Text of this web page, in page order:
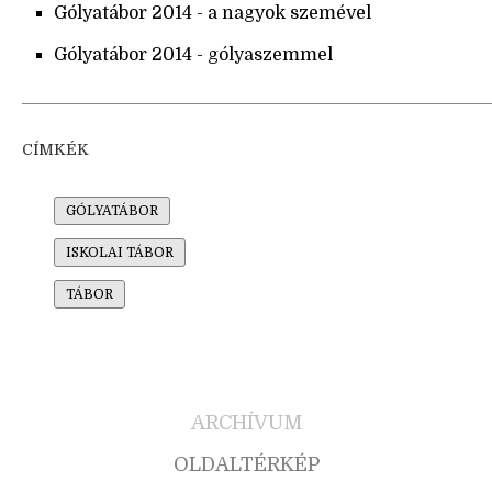
Gólyatábor 2014 - a nagyok szemével
Gólyatábor 2014 - gólyaszemmel
CÍMKÉK
GÓLYATÁBOR
ISKOLAI TÁBOR
TÁBOR
ARCHÍVUM
OLDALTÉRKÉP